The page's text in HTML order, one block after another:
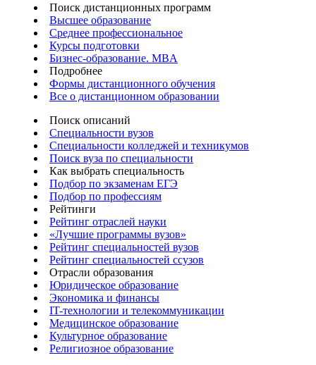
Поиск дистанционных программ
Высшее образование
Среднее профессиональное
Курсы подготовки
Бизнес-образование. MBA
Подробнее
Формы дистанционного обучения
Все о дистанционном образовании
Поиск описаний
Специальности вузов
Специальности колледжей и техникумов
Поиск вуза по специальности
Как выбрать специальность
Подбор по экзаменам ЕГЭ
Подбор по профессиям
Рейтинги
Рейтинг отраслей науки
«Лучшие программы вузов»
Рейтинг специальностей вузов
Рейтинг специальностей ссузов
Отрасли образования
Юридическое образование
Экономика и финансы
IT-технологии и телекоммуникации
Медицинское образование
Культурное образование
Религиозное образование